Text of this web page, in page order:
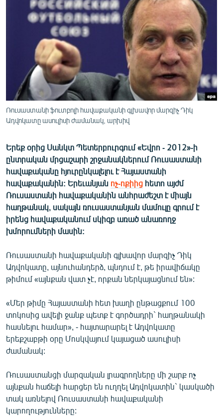
ՏԱՐԱԾԱՇՐՋԱՆ
ՄԻՋԱԶԳԱՅԻՆ
ՄՇԱԿՈՒՅԹ
ՍՊՈՐՏ
ՄԵԿՆԱԲԱՆՈՒԹՅՈՒՆ
ՏՏ ԵՒ ԻՆՏԵՐՆԵՏ
ԿՈՐՈՆԱՎԻՐՈՒՍ
ՏԵՍԱՆՅՈՒԹԵՐ
ԲԱՆԱՎԵՃ
ՁԳՏԵԼՈՎ ԼԱՎԱԳՈՒՅՆԻՆ
ՓՈԴՔԱՍԹ
Հայերեն
English
Русский
ՀԵՏԵՎԵՔ ՄԵԶ
Ռուսաստանի ֆուտբոլի հավաքականի գլխավոր մարզիչ Դիկ
Ադվոկատը ասուլիսի ժամանակ, արխիվ
Երեք օրից Սանկտ Պետերբուրգում «Եվրո - 2012»-ի
ընտրական մրցաշարի շրջանակներում Ռուսաստանի
հավաքականը հյուրընկալելու է Հայաստանի
հավաքականին: Երեւանյան ոչ-ոքիից հետո այժմ
Ռուսաստանի հավաքականին անհրաժեշտ է միայն
հաղթանակ, սակայն ռուսաստանյան մամուլը գրում է
իրենց հավաքականում սկիզբ առած անառողջ
խմորումների մասին:
Ռուսաստանի հավաքականի գլխավոր մարզիչ Դիկ
Ադվոկատը, այնուհանդերձ, պնդում է, թե իրավիճակը
թիմում «այնքան վատ չէ, որքան ներկայացնում են»:
«Մեր թիմը Հայաստանի հետ խաղի ընթացքում 100
տոկոսից ավելի ջանք պետք է գործադրի` հաղթանակի
հասնելու համար», - հայտարարել է Ադվոկատը
երեքշաբթի օրը Մոսկվայում կայացած ասուլիսի
ժամանակ:
Ռուսաստանցի մարզական լրագրողները մի շարք ոչ
այնքան հաճելի հարցեր են ուղղել Ադվոկատին` կասկածի
տակ առնելով Ռուսաստանի հավաքականի
կարողությունները: